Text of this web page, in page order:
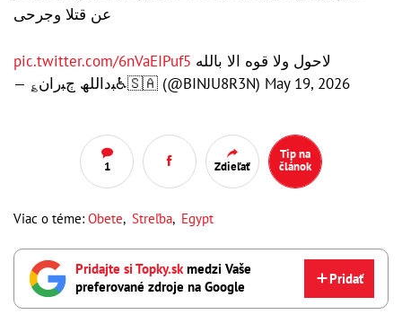
عن قتلا وجرحى
لاحول ولا قوه الا بالله pic.twitter.com/6nVaEIPuf5
— ؏ﺒداﻟﻠﮫ ڄﺒران♿️🇸🇦 (@BINJU8R3N) May 19, 2026
1 Zdieľať
Tip na
článok
Viac o téme: Obete, Streľba, Egypt
Pridajte si Topky.skmedzi Vaše
preferované zdroje na Google
Pridať